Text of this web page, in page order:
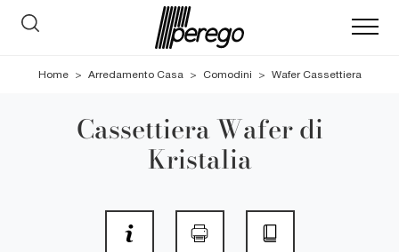
Home > Arredamento Casa > Comodini > Wafer Cassettiera
Cassettiera Wafer di
Kristalia